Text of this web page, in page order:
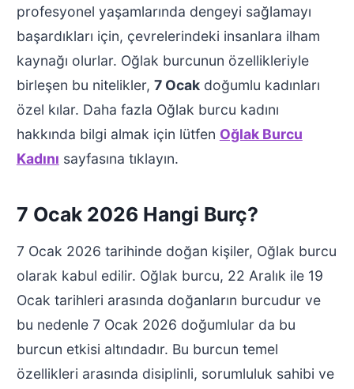
profesyonel yaşamlarında dengeyi sağlamayı
başardıkları için, çevrelerindeki insanlara ilham
kaynağı olurlar. Oğlak burcunun özellikleriyle
birleşen bu nitelikler, 7 Ocakdoğumlu kadınları
özel kılar. Daha fazla Oğlak burcu kadını
hakkında bilgi almak için lütfen Oğlak Burcu
Kadını sayfasına tıklayın.
7 Ocak 2026 Hangi Burç?
7 Ocak 2026 tarihinde doğan kişiler, Oğlak burcu
olarak kabul edilir. Oğlak burcu, 22 Aralık ile 19
Ocak tarihleri arasında doğanların burcudur ve
bu nedenle 7 Ocak 2026 doğumlular da bu
burcun etkisi altındadır. Bu burcun temel
özellikleri arasında disiplinli, sorumluluk sahibi ve